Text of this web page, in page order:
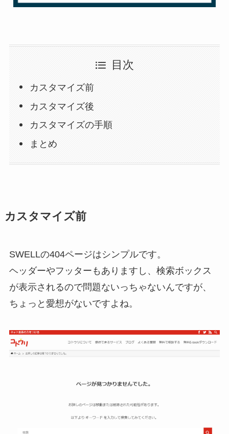
目次
カスタマイズ前
カスタマイズ後
カスタマイズの手順
まとめ
カスタマイズ前
SWELLの404ページはシンプルです。
ヘッダーやフッターもありますし、検索ボックス
が表示されるので問題ないっちゃないんですが、
ちょっと愛想がないですよね。